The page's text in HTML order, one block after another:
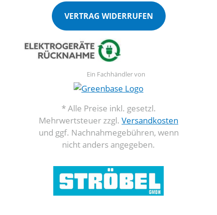
VERTRAG WIDERRUFEN
Ein Fachhändler von
* Alle Preise inkl. gesetzl.
Mehrwertsteuer zzgl. Versandkosten
und ggf. Nachnahmegebühren, wenn
nicht anders angegeben.